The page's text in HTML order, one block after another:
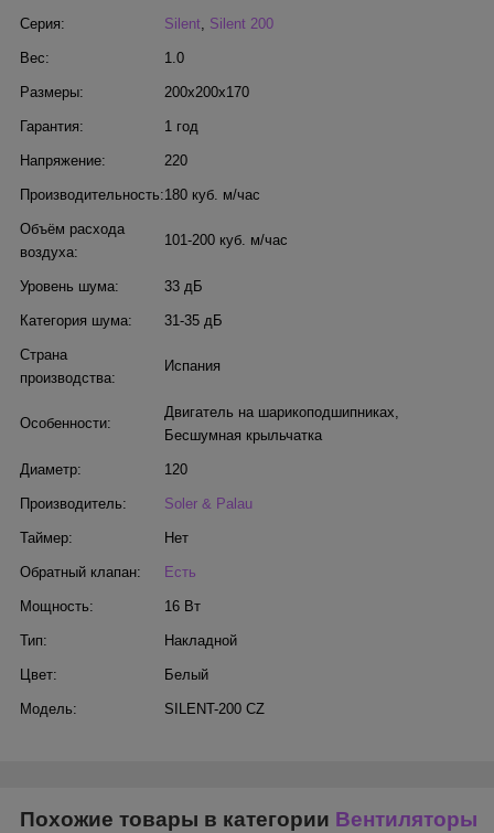
Серия: Silent, Silent 200
Вес: 1.0
Размеры: 200x200x170
Гарантия: 1 год
Напряжение: 220
Производительность:180 куб. м/час
Объём расхода
воздуха:
101-200 куб. м/час
Уровень шума: 33 дБ
Категория шума: 31-35 дБ
Страна
производства:
Испания
Особенности:
Двигатель на шарикоподшипниках,
Бесшумная крыльчатка
Диаметр: 120
Производитель: Soler & Palau
Таймер: Нет
Обратный клапан: Есть
Мощность: 16 Вт
Тип: Накладной
Цвет: Белый
Модель: SILENT-200 CZ
Похожие товары в категории Вентиляторы